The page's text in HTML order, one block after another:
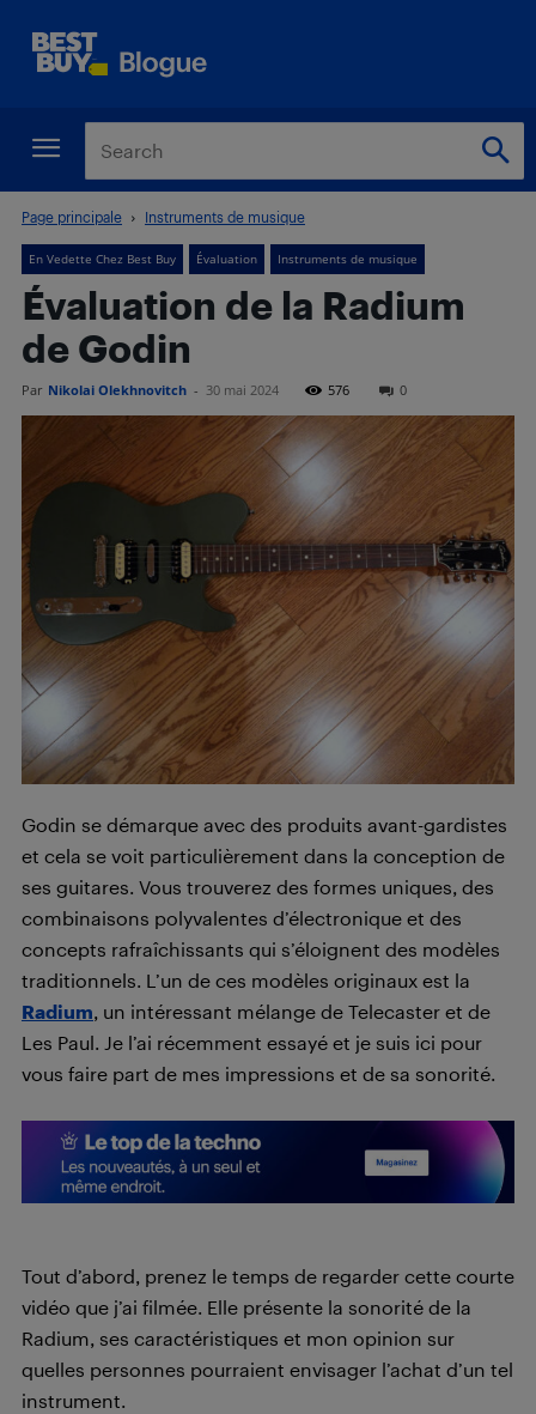
Page principale Instruments de musique
En Vedette Chez Best Buy Évaluation Instruments de musique
Évaluation de la Radium
de Godin
Par Nikolai Olekhnovitch - 30 mai 2024 576 0
Godin se démarque avec des produits avant-gardistes
et cela se voit particulièrement dans la conception de
ses guitares. Vous trouverez des formes uniques, des
combinaisons polyvalentes d’électronique et des
concepts rafraîchissants qui s’éloignent des modèles
traditionnels. L’un de ces modèles originaux est la
Radium, un intéressant mélange de Telecaster et de
Les Paul. Je l’ai récemment essayé et je suis ici pour
vous faire part de mes impressions et de sa sonorité.
Tout d’abord, prenez le temps de regarder cette courte
vidéo que j’ai filmée. Elle présente la sonorité de la
Radium, ses caractéristiques et mon opinion sur
quelles personnes pourraient envisager l’achat d’un tel
instrument.